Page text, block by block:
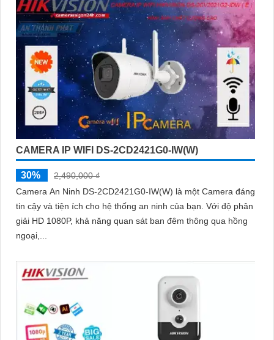
CAMERA IP WIFI DS-2CD2421G0-IW(W)
30%
2,490,000 ₫
Camera An Ninh DS-2CD2421G0-IW(W) là một Camera đáng
tin cậy và tiện ích cho hệ thống an ninh của bạn. Với độ phân
giải HD 1080P, khả năng quan sát ban đêm thông qua hồng
ngoại,...